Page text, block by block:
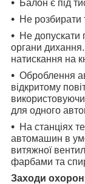
Балон є під
Не розбирати
Не допускати
органи
натискання на
Оброблення
відкритому
для одного
На станціях
автомашин в
витяжної
фарбами та
Заходи